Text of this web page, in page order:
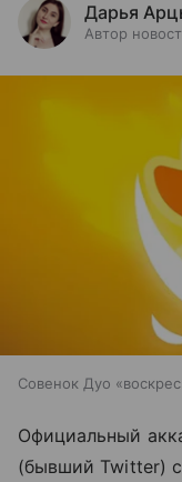
Дарья
Автор
Совенок Дуо
Официальный
(бывший Twitter)